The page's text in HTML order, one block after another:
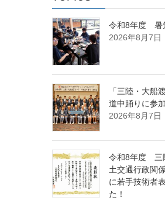
令和8年度 暑
2026年8月7日
「三陸・大船
道中踊りに参
2026年8月7日
令和8年度 三
土交通行政関
に若手技術者
た！